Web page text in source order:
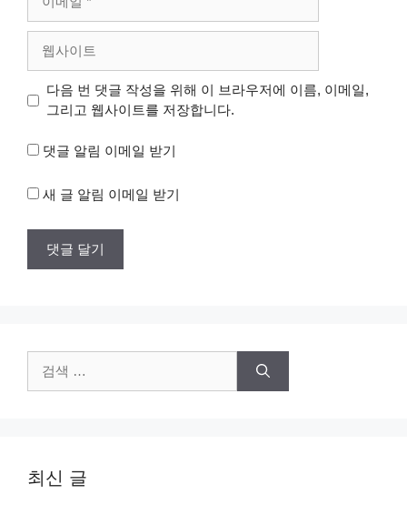
일
트
다음 번 댓글 작성을 위해 이 브라우저에 이름, 이메일,
그리고 웹사이트를 저장합니다.
댓글 알림 이메일 받기
새 글 알림 이메일 받기
색:
최신 글